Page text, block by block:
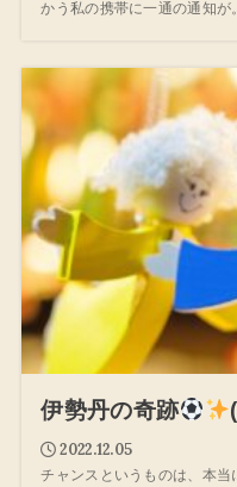
かう私の携帯に一通の通知が
伊勢丹の奇跡
2022.12.05
チャンスというものは、本